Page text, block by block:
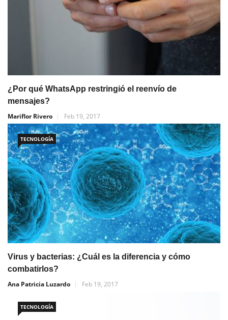
¿Por qué WhatsApp restringió el reenvío de
mensajes?
Mariflor Rivero
Feb 19, 2017
TECNOLOGÍA
Virus y bacterias: ¿Cuál es la diferencia y cómo
combatirlos?
Ana Patricia Luzardo
Feb 19, 2017
TECNOLOGÍA